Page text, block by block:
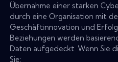
Übernahme einer starken
durch eine Organisation mit
Geschäftinnovation und
Beziehungen werden
Daten aufgedeckt. Wenn Sie
Sie: